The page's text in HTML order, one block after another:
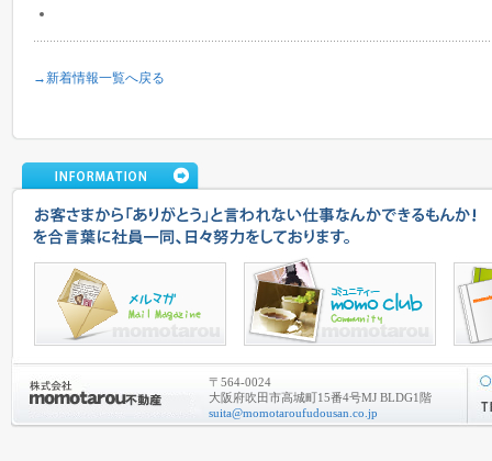
→新着情報一覧へ戻る
〒564-0024
大阪府吹田市高城町15番4号MJ BLDG1階
suita@momotaroufudousan.co.jp